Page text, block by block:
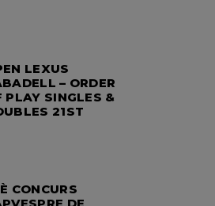
LEXUS
– ORDER
PLAY SINGLES &
21ST
CONCURS